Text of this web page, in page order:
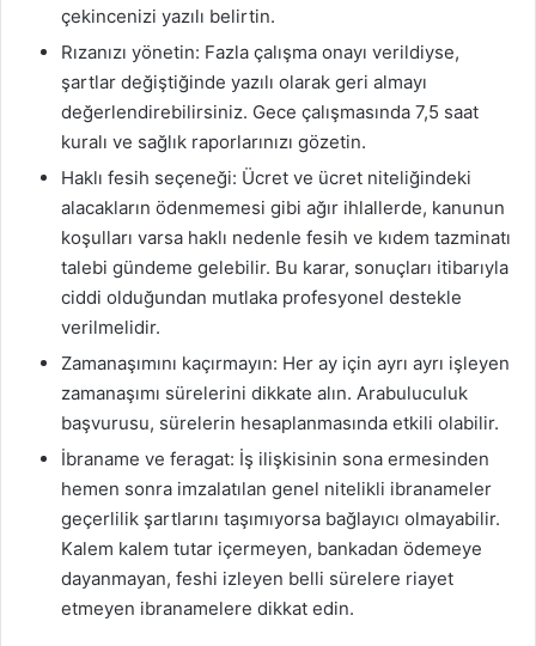
çekincenizi yazılı belirtin.
Rızanızı yönetin: Fazla çalışma onayı verildiyse,
şartlar değiştiğinde yazılı olarak geri almayı
değerlendirebilirsiniz. Gece çalışmasında 7,5 saat
kuralı ve sağlık raporlarınızı gözetin.
Haklı fesih seçeneği: Ücret ve ücret niteliğindeki
alacakların ödenmemesi gibi ağır ihlallerde, kanunun
koşulları varsa haklı nedenle fesih ve kıdem tazminatı
talebi gündeme gelebilir. Bu karar, sonuçları itibarıyla
ciddi olduğundan mutlaka profesyonel destekle
verilmelidir.
Zamanaşımını kaçırmayın: Her ay için ayrı ayrı işleyen
zamanaşımı sürelerini dikkate alın. Arabuluculuk
başvurusu, sürelerin hesaplanmasında etkili olabilir.
İbraname ve feragat: İş ilişkisinin sona ermesinden
hemen sonra imzalatılan genel nitelikli ibranameler
geçerlilik şartlarını taşımıyorsa bağlayıcı olmayabilir.
Kalem kalem tutar içermeyen, bankadan ödemeye
dayanmayan, feshi izleyen belli sürelere riayet
etmeyen ibranamelere dikkat edin.